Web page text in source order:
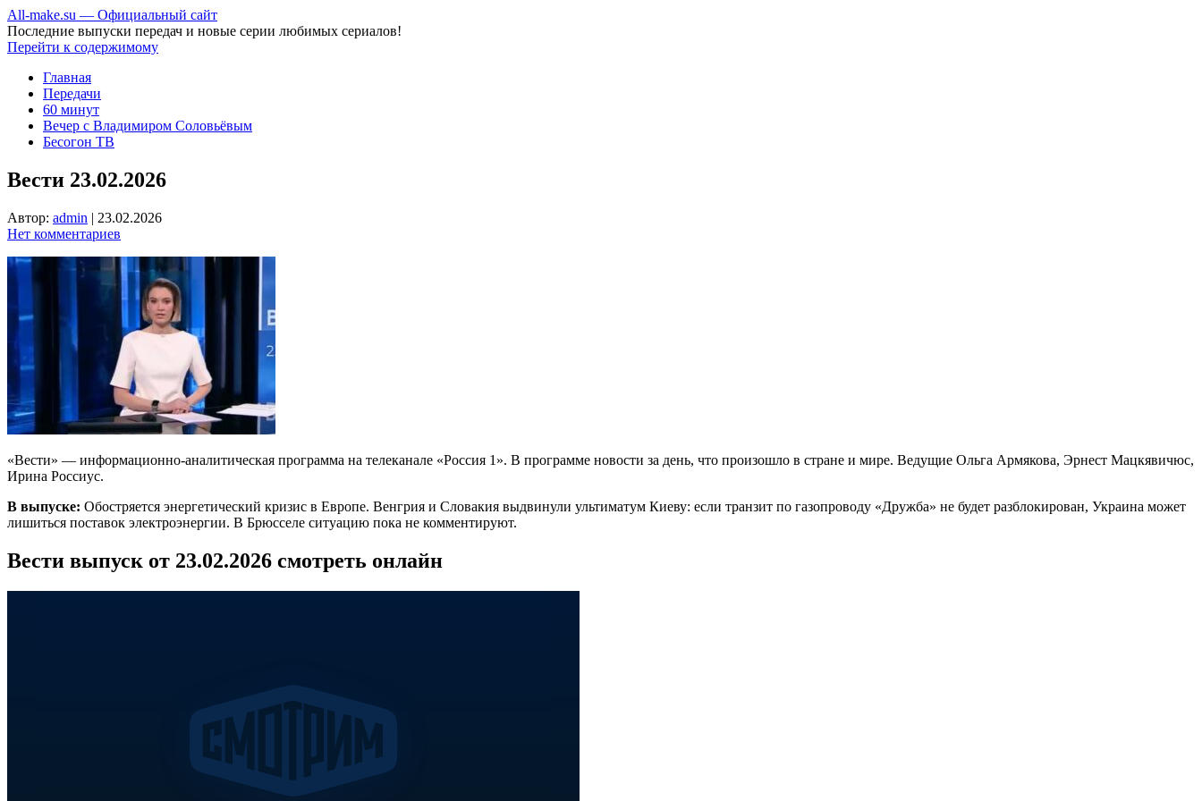
All-make.su — Официальный сайт
Последние выпуски передач и новые серии любимых сериалов!
Перейти к содержимому
Главная
Передачи
60 минут
Вечер с Владимиром Соловьёвым
Бесогон ТВ
Вести 23.02.2026
Автор: admin | 23.02.2026
Нет комментариев
«Вести» — информационно-аналитическая программа на телеканале «Россия 1». В программе новости за день, что произошло в стране и мире. Ведущие Ольга Армякова, Эрнест Мацкявичюс,
Ирина Россиус.
В выпуске: Обостряется энергетический кризис в Европе. Венгрия и Словакия выдвинули ультиматум Киеву: если транзит по газопроводу «Дружба» не будет разблокирован, Украина может
лишиться поставок электроэнергии. В Брюсселе ситуацию пока не комментируют.
Вести выпуск от 23.02.2026 смотреть онлайн